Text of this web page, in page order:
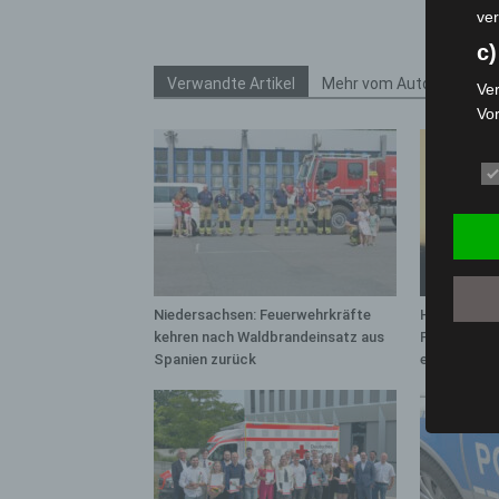
Verwandte Artikel Mehr vom Autor
Niedersachsen: Feuerwehrkräfte
kehren nach Waldbrandeinsatz aus
Spanien zurück
Hannover:
Population
entdeckt